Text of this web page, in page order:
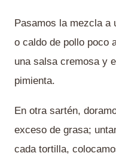
Pasamos la mezcla a
o caldo de pollo poco
una salsa cremosa y
pimienta.
En otra sartén,
exceso de grasa;
cada tortilla,